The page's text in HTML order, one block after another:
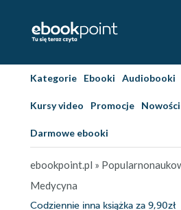
Kategorie Ebooki Audiobooki
Kursy video Promocje Nowości
Darmowe ebooki
ebookpoint.pl »
Medycyna
Codziennie inna książka za 9,90zł